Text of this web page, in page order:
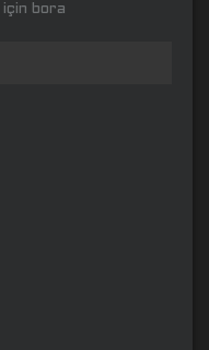
için bora